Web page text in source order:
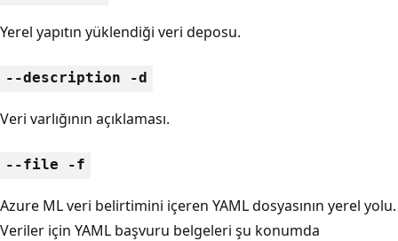
Yerel yapıtın yüklendiği veri deposu.
--description -d
Veri varlığının açıklaması.
--file -f
Azure ML veri belirtimini içeren YAML dosyasının yerel yolu.
Veriler için YAML başvuru belgeleri şu konumda